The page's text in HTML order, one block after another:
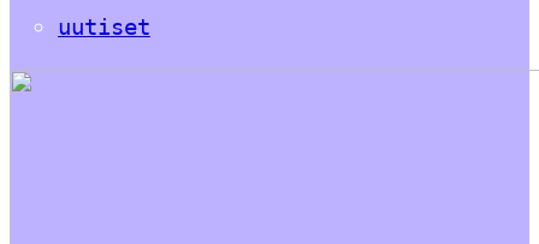
uutiset